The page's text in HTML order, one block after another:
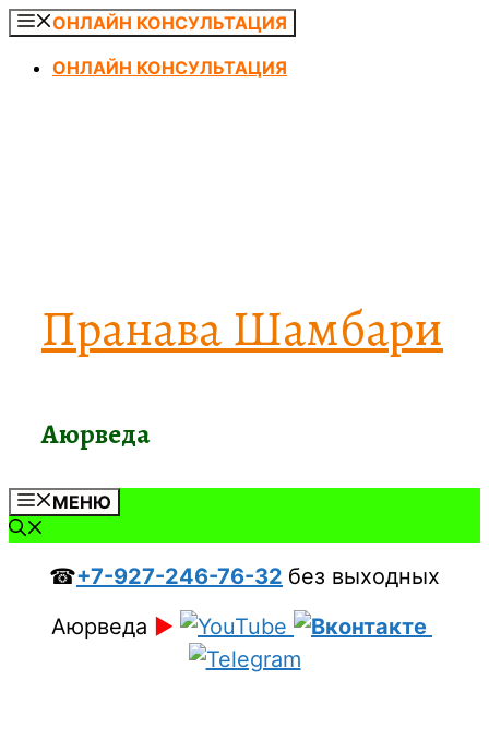
Перейти
содержимому
ОНЛАЙН КОНСУЛЬТАЦИЯ
ОНЛАЙН КОНСУЛЬТАЦИЯ
Пранава Шамбари
Аюрведа
МЕНЮ
☎+7-927-246-76-32 без выходных
Аюрведа ►